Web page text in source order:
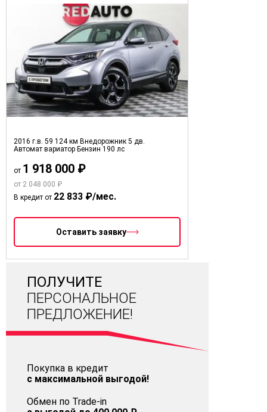
ПОЛУЧИТЕ
ПЕРСОНАЛЬНОЕ
ПРЕДЛОЖЕНИЕ!
Покупка в кредит
с максимальной выгодой!
Обмен по Trade-in
2016 г.в. 59 124 км Внедорожник 5 дв.
Автомат вариатор Бензин 190 лс
от 1 918 000 ₽
от 2 048 000 ₽
В кредит от 22 833 ₽/мес.
Оставить заявку